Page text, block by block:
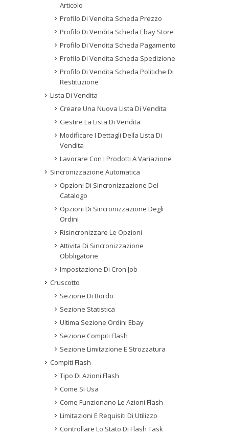
Articolo
Profilo Di Vendita Scheda Prezzo
Profilo Di Vendita Scheda Ebay Store
Profilo Di Vendita Scheda Pagamento
Profilo Di Vendita Scheda Spedizione
Profilo Di Vendita Scheda Politiche Di
Restituzione
Lista Di Vendita
Creare Una Nuova Lista Di Vendita
Gestire La Lista Di Vendita
Modificare I Dettagli Della Lista Di
Vendita
Lavorare Con I Prodotti A Variazione
Sincronizzazione Automatica
Opzioni Di Sincronizzazione Del
Catalogo
Opzioni Di Sincronizzazione Degli
Ordini
Risincronizzare Le Opzioni
Attivita Di Sincronizzazione
Obbligatorie
Impostazione Di Cron Job
Cruscotto
Sezione Di Bordo
Sezione Statistica
Ultima Sezione Ordini Ebay
Sezione Compiti Flash
Sezione Limitazione E Strozzatura
Compiti Flash
Tipo Di Azioni Flash
Come Si Usa
Come Funzionano Le Azioni Flash
Limitazioni E Requisiti Di Utilizzo
Controllare Lo Stato Di Flash Task